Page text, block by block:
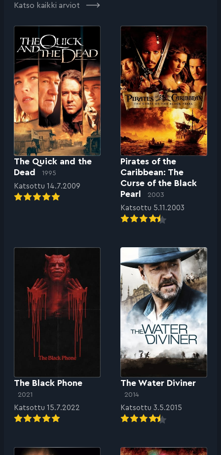
Katso kaikki arviot
The Quick and the
Dead
1995
Katsottu 14.7.2009
Pirates of the
Caribbean: The
Curse of the Black
Pearl
2003
Katsottu 5.11.2003
The Black Phone
2021
Katsottu 15.7.2022
The Water Diviner
2014
Katsottu 3.5.2015